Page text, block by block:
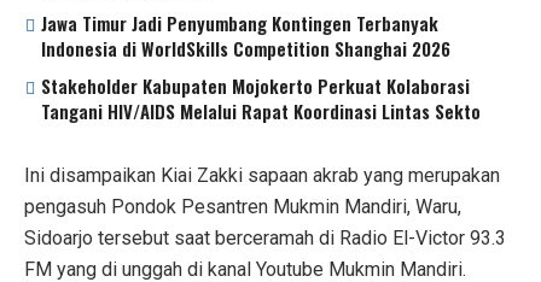
Jawa Timur Jadi Penyumbang Kontingen Terbanyak
Indonesia di WorldSkills Competition Shanghai 2026
Stakeholder Kabupaten Mojokerto Perkuat Kolaborasi
Tangani HIV/AIDS Melalui Rapat Koordinasi Lintas Sekto
Ini disampaikan Kiai Zakki sapaan akrab yang merupakan
pengasuh Pondok Pesantren Mukmin Mandiri, Waru,
Sidoarjo tersebut saat berceramah di Radio El-Victor 93.3
FM yang di unggah di kanal Youtube Mukmin Mandiri.